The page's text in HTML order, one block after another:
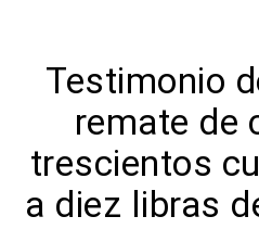
Testimonio
remate de
trescientos
a diez libras